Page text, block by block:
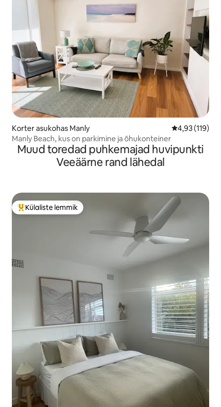
Korter asukohas Manly Keskmine
4,93 (119)
Manly Beach, kus on parkimine ja õhukonteiner
Muud toredad puhkemajad huvipunkti
Veeäärne rand lähedal
Külaliste suur lemmik
Külaliste lemmik